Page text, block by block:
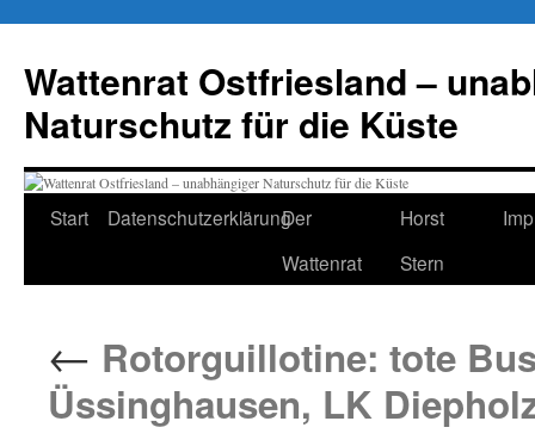
springen
Wattenrat Ostfriesland –
Naturschutz für die Küste
Start DatenschutzerklärungDer
Wattenrat
Horst
Stern
← Rotorguillotine: tote
Üssinghausen, LK